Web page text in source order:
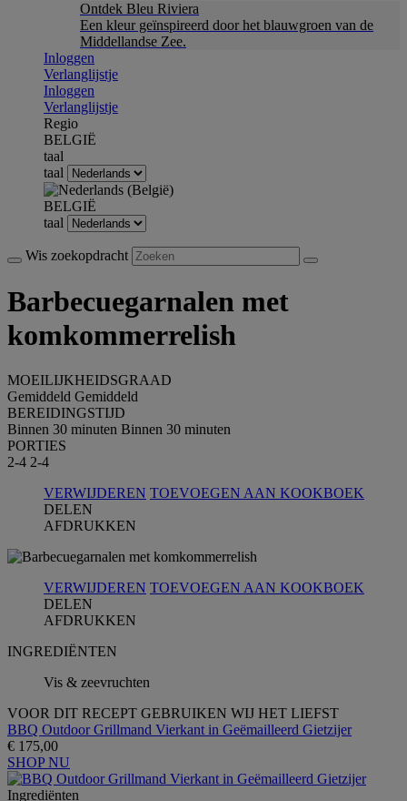
Ontdek Bleu Riviera
Een kleur geïnspireerd door het blauwgroen van de
Middellandse Zee.
Inloggen
Verlanglijstje
Inloggen
Verlanglijstje
Regio
BELGIË
taal
taal
BELGIË
taal
Wis zoekopdracht
Barbecuegarnalen met
komkommerrelish
MOEILIJKHEIDSGRAAD
Gemiddeld Gemiddeld
BEREIDINGSTIJD
Binnen 30 minuten Binnen 30 minuten
PORTIES
2-4 2-4
VERWIJDEREN TOEVOEGEN AAN KOOKBOEK
DELEN
AFDRUKKEN
VERWIJDEREN TOEVOEGEN AAN KOOKBOEK
DELEN
AFDRUKKEN
INGREDIЁNTEN
Vis & zeevruchten
VOOR DIT RECEPT GEBRUIKEN WIJ HET LIEFST
BBQ Outdoor Grillmand Vierkant in Geëmailleerd Gietzijer
€ 175,00
SHOP NU
Ingrediёnten